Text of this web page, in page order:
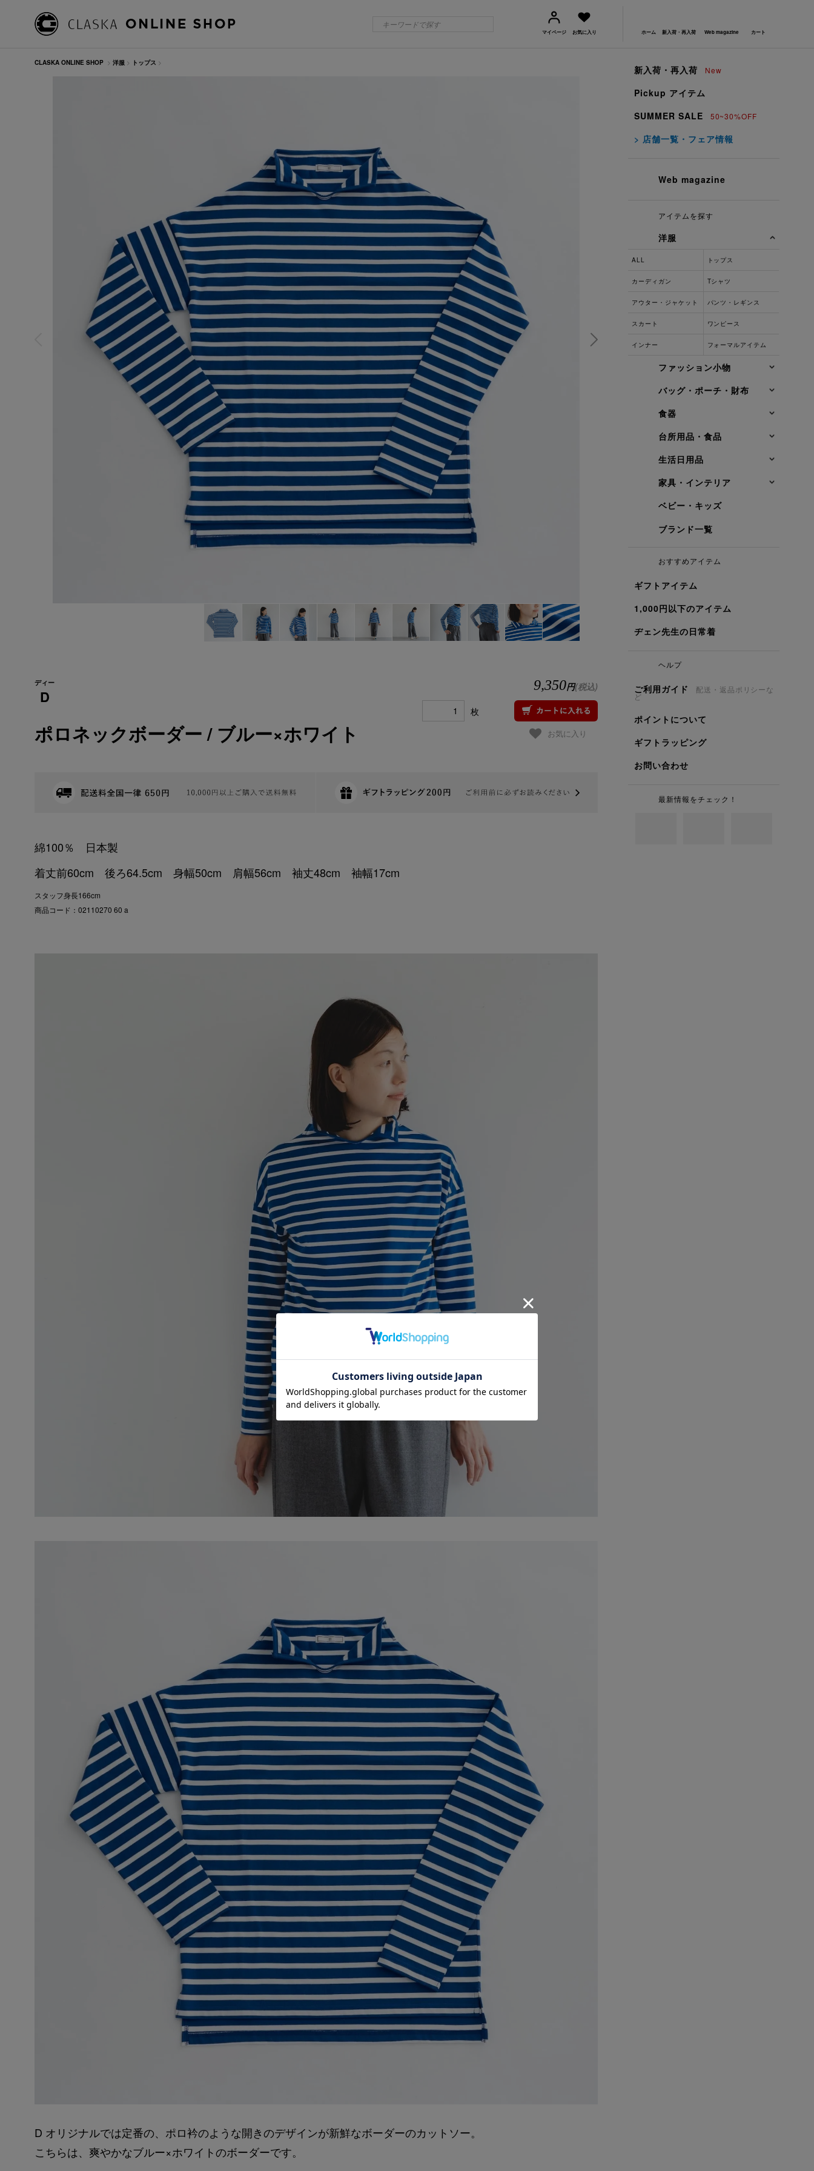
マイページ お気に入り ホーム 新入荷・再入荷 Web magazine カート
新入荷・再入荷 New
Pickup アイテム
SUMMER SALE
50~30%OFF
> 店舗一覧・フェア情報
Web magazine
アイテムを探す
洋服
ALL トップス
カーディガン Tシャツ
アウター・ジャケット パンツ・レギンス
スカート ワンピース
インナー フォーマルアイテム
ファッション小物
バッグ・ポーチ・財布
食器
台所用品・食品
生活日用品
家具・インテリア
ベビー・キッズ
ブランド一覧
おすすめアイテム
ギフトアイテム
1,000円以下のアイテム
ヂェン先生の日常着
ヘルプ
ご利用ガイド 配送・返品ポリシーな
ど
ポイントについて
ギフトラッピング
お問い合わせ
最新情報をチェック！
CLASKA ONLINE SHOP > 洋服 > トップス >
D
ディー
ポロネックボーダー / ブルー×ホワイト
9,350円(税込)
枚
お気に入り
綿100％ 日本製
着丈前60cm 後ろ64.5cm 身幅50cm 肩幅56cm 袖丈48cm 袖幅17cm
スタッフ身長166cm
商品コード：02110270 60 a
D オリジナルでは定番の、ポロ衿のような開きのデザインが新鮮なボーダーのカットソー。
こちらは、爽やかなブルー×ホワイトのボーダーです。